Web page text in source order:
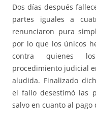
Dos días después
partes iguales a
renunciaron pura
por lo que los únicos
contra quienes
procedimiento judicial
aludida. Finalizado
el fallo desestimó las
salvo en cuanto al pago